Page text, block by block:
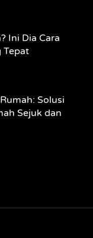
Ini Dia Cara
Tepat
Solusi
Sejuk dan